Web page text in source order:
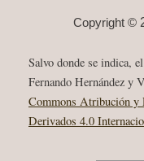
Copyright ©
Salvo donde se indica,
Fernando Hernández y
Commons Atribución y
Derivados 4.0